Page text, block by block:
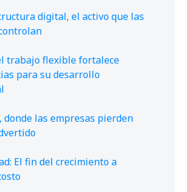
digital, el activo que las
trabajo flexible fortalece
para su desarrollo
las empresas pierden
El fin del crecimiento a